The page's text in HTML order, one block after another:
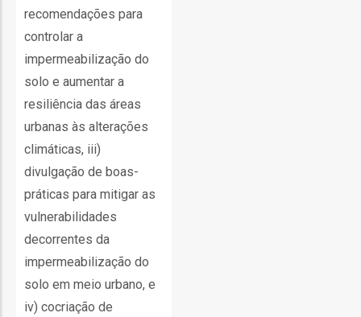
recomendações para
controlar a
impermeabilização do
solo e aumentar a
resiliência das áreas
urbanas às alterações
climáticas, iii)
divulgação de boas-
práticas para mitigar as
vulnerabilidades
decorrentes da
impermeabilização do
solo em meio urbano, e
iv) cocriação de